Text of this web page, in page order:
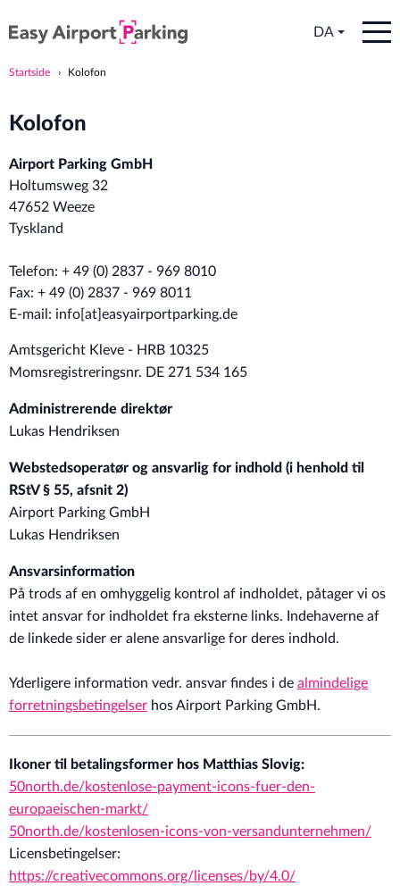
DA
Startside Kolofon
Kolofon
Airport Parking GmbH
Holtumsweg 32
47652 Weeze
Tyskland
Telefon: + 49 (0) 2837 - 969 8010
Fax: + 49 (0) 2837 - 969 8011
E-mail: info[at]easyairportparking.de
Amtsgericht Kleve - HRB 10325
Momsregistreringsnr. DE 271 534 165
Administrerende direktør
Lukas Hendriksen
Webstedsoperatør og ansvarlig for indhold (i henhold til
RStV § 55, afsnit 2)
Airport Parking GmbH
Lukas Hendriksen
Ansvarsinformation
På trods af en omhyggelig kontrol af indholdet, påtager vi os
intet ansvar for indholdet fra eksterne links. Indehaverne af
de linkede sider er alene ansvarlige for deres indhold.
Yderligere information vedr. ansvar findes i de almindelige
forretningsbetingelser hos Airport Parking GmbH.
Ikoner til betalingsformer hos Matthias Slovig:
50north.de/kostenlose-payment-icons-fuer-den-
europaeischen-markt/
50north.de/kostenlosen-icons-von-versandunternehmen/
Licensbetingelser:
https://creativecommons.org/licenses/by/4.0/